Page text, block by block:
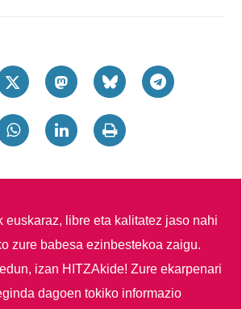
euskaraz, libre eta kalitatez jaso nahi
zure babesa ezinbestekoa zaigu.
izan HITZAkide!Zure ekarpenari
dagoen tokiko informazio